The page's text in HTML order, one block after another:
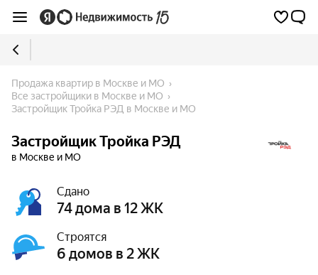
Продажа квартир в Москве и МО
Все застройщики в Москве и МО
Застройщик Тройка РЭД в Москве и МО
Застройщик Тройка РЭД
в Москве и МО
Сдано
74 дома в 12 ЖК
Строятся
6 домов в 2 ЖК